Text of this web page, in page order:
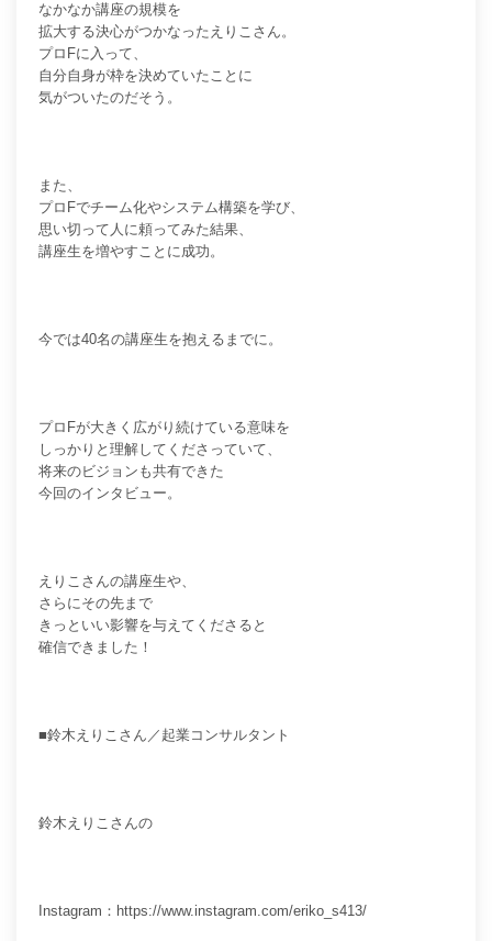
なかなか講座の規模を
拡大する決心がつかなったえりこさん。
プロFに入って、
自分自身が枠を決めていたことに
気がついたのだそう。
また、
プロFでチーム化やシステム構築を学び、
思い切って人に頼ってみた結果、
講座生を増やすことに成功。
今では40名の講座生を抱えるまでに。
プロFが大きく広がり続けている意味を
しっかりと理解してくださっていて、
将来のビジョンも共有できた
今回のインタビュー。
えりこさんの講座生や、
さらにその先まで
きっといい影響を与えてくださると
確信できました！
■鈴木えりこ さん／ 起業コンサルタント
鈴木えりこさんの
Instagram： https://www.instagram.com/eriko_s413/